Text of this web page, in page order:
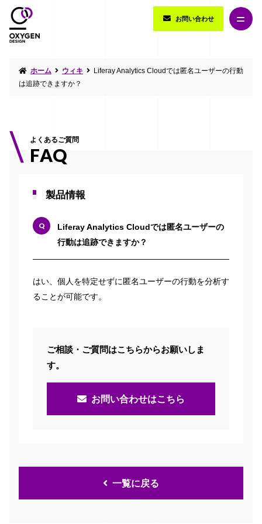
お問い合わせ
ホーム ウィキ
Liferay Analytics Cloudでは匿名ユーザーの行動
は追跡できますか？
よくあるご質問
FAQ
製品情報
Liferay Analytics Cloudでは匿名ユーザーの
行動は追跡できますか？
はい、個人を特定せずに匿名ユーザーの行動を分析す
ることが可能です。
ご相談・ご質問はこちらからお願いしま
す。
お問い合わせはこちら
一覧に戻る